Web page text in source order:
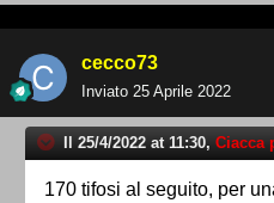
cecco73
Inviato 25 Aprile 2022
Il 25/4/2022 at 11:30, Ciacca
170 tifosi al seguito, per